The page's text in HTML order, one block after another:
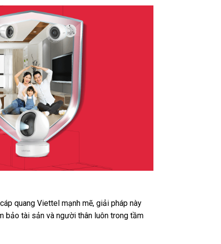
quang Viettel mạnh mẽ, giải pháp này
bảo tài sản và người thân luôn trong tầm